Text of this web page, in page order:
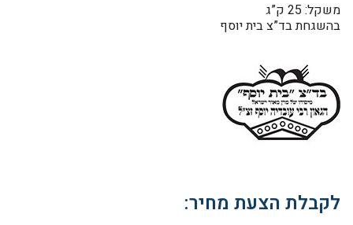
משקל: 25 ק”ג
בהשגחת בד”צ בית יוסף
לקבלת הצעת מחיר: